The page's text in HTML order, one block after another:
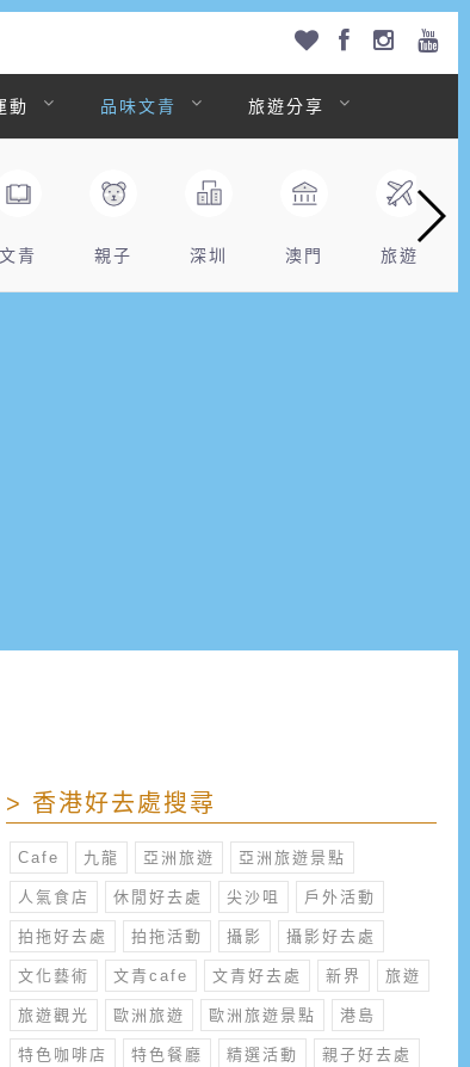
動 品味文青 旅遊分享
文青 親子 深圳 澳門 旅遊
> 香港好去處搜尋
Cafe 九龍 亞洲旅遊 亞洲旅遊景點
人氣食店 休閒好去處 尖沙咀 戶外活動
拍拖好去處 拍拖活動 攝影 攝影好去處
文化藝術 文青cafe 文青好去處 新界 旅遊
旅遊觀光 歐洲旅遊 歐洲旅遊景點 港島
特色咖啡店 特色餐廳 精選活動 親子好去處